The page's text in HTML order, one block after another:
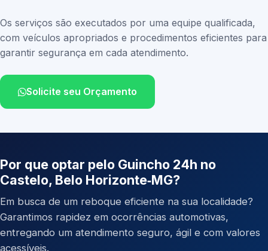
Os serviços são executados por uma equipe qualificada,
com veículos apropriados e procedimentos eficientes para
garantir segurança em cada atendimento.
Solicite seu Orçamento
Por que optar pelo Guincho 24h no
Castelo, Belo Horizonte‑MG?
Em busca de um reboque eficiente na sua localidade?
Garantimos rapidez em ocorrências automotivas,
entregando um atendimento seguro, ágil e com valores
acessíveis.